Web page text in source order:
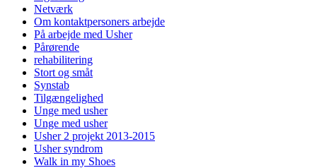
Netværk
Om kontaktpersoners arbejde
På arbejde med Usher
Pårørende
rehabilitering
Stort og småt
Synstab
Tilgængelighed
Unge med usher
Unge med usher
Usher 2 projekt 2013-2015
Usher syndrom
Walk in my Shoes